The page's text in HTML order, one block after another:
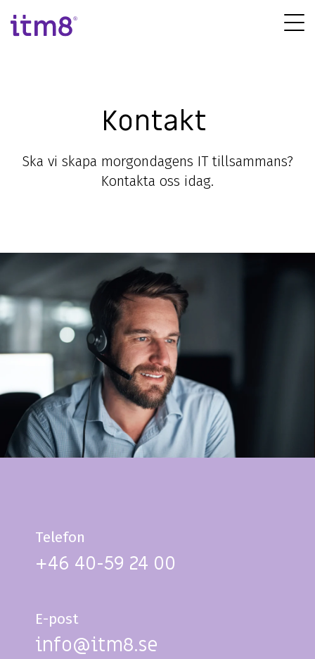
direkte
Kontakt
Ska vi skapa morgondagens IT tillsammans?
Kontakta oss idag.
Telefon
+46 40-59 24 00
E-post
info@itm8.se